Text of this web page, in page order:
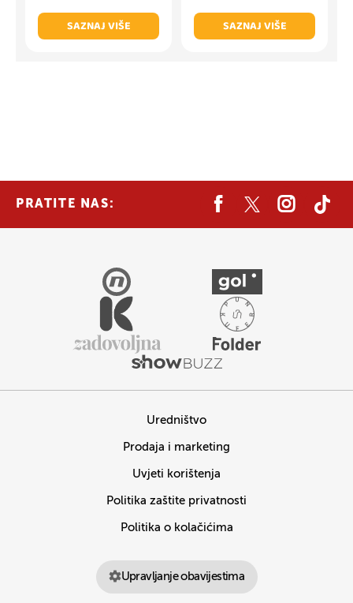
SAZNAJ VIŠE
SAZNAJ VIŠE
PRATITE NAS:
Uredništvo
Prodaja i marketing
Uvjeti korištenja
Politika zaštite privatnosti
Politika o kolačićima
Upravljanje obavijestima